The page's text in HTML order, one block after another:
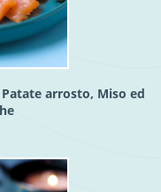
arrosto, Miso ed